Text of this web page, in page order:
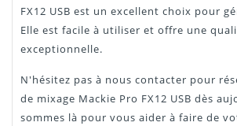
FX12 USB est un excellent choix pour
Elle est facile à utiliser et offre une
exceptionnelle.
N'hésitez pas à nous contacter pour
de mixage Mackie Pro FX12 USB dès
sommes là pour vous aider à faire de